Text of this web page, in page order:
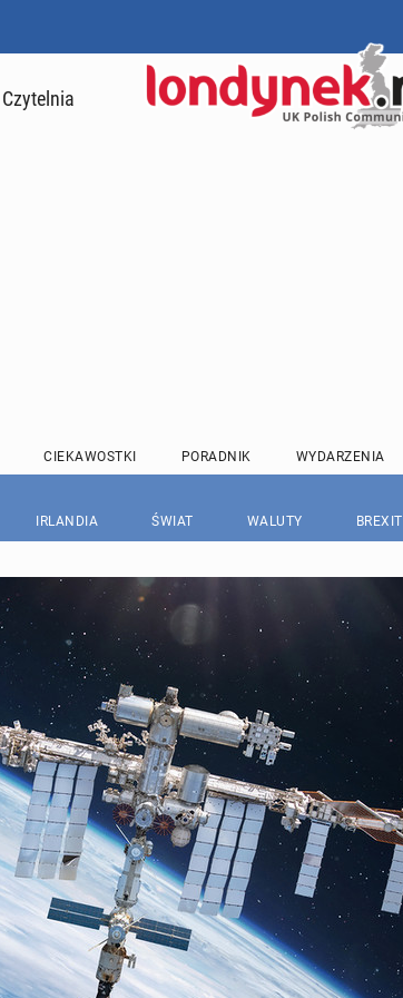
Czytelnia
CIEKAWOSTKI PORADNIK WYDARZENIA
IRLANDIA ŚWIAT WALUTY BREXIT